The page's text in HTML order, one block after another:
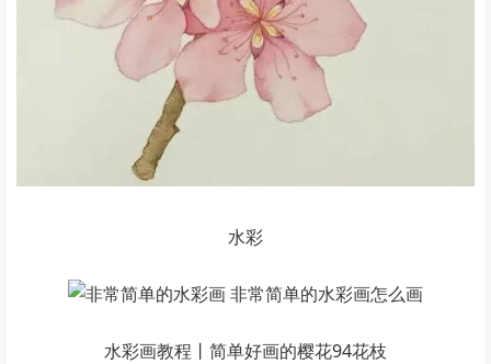
水彩
水彩画教程丨简单好画的樱花94花枝